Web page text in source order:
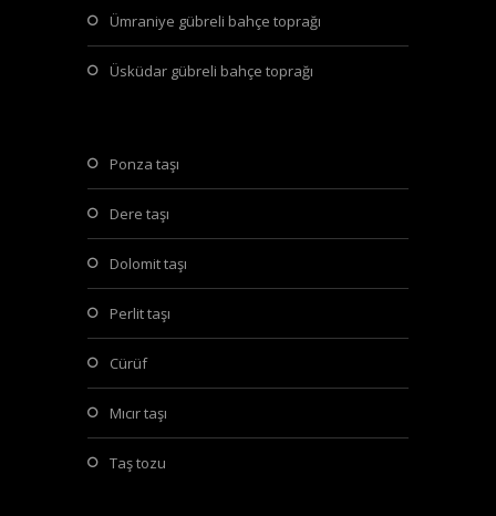
ümraniye gübreli bahçe toprağı
üsküdar gübreli bahçe toprağı
ponza taşı
dere taşı
dolomit taşı
perlit taşı
cürüf
mıcır taşı
taş tozu